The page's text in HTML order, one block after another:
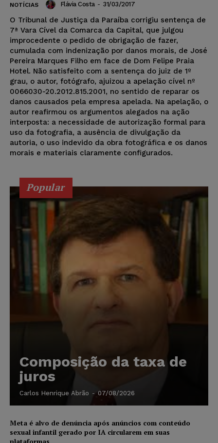
NOTÍCIAS Flávia Costa - 31/03/2017
O Tribunal de Justiça da Paraíba corrigiu sentença de
7ª Vara Cível da Comarca da Capital, que julgou
improcedente o pedido de obrigação de fazer,
cumulada com indenização por danos morais, de José
Pereira Marques Filho em face de Dom Felipe Praia
Hotel. Não satisfeito com a sentença do juiz de 1º
grau, o autor, fotógrafo, ajuizou a apelação cível nº
0066030-20.2012.815.2001, no sentido de reparar os
danos causados pela empresa apelada. Na apelação, o
autor reafirmou os argumentos alegados na ação
interposta: a necessidade de autorização formal para
uso da fotografia, a ausência de divulgação da
autoria, o uso indevido da obra fotográfica e os danos
morais e materiais claramente configurados.
Popular
Composição da taxa de
juros
Carlos Henrique Abrão - 07/08/2026
Meta é alvo de denúncia após anúncios com conteúdo
sexual infantil gerado por IA circularem em suas